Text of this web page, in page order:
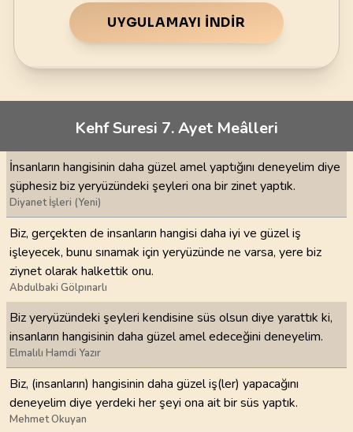
UYGULAMAYI İNDIR
Kehf Suresi 7. Ayet Meâlleri
İnsanların hangisinin daha güzel amel yaptığını deneyelim diye
şüphesiz biz yeryüzündeki şeyleri ona bir zinet yaptık.
Diyanet İşleri (Yeni)
Biz, gerçekten de insanların hangisi daha iyi ve güzel iş
işleyecek, bunu sınamak için yeryüzünde ne varsa, yere biz
ziynet olarak halkettik onu.
Abdulbaki Gölpınarlı
Biz yeryüzündeki şeyleri kendisine süs olsun diye yarattık ki,
insanların hangisinin daha güzel amel edeceğini deneyelim.
Elmalılı Hamdi Yazır
Biz, (insanların) hangisinin daha güzel iş(ler) yapacağını
deneyelim diye yerdeki her şeyi ona ait bir süs yaptık.
Mehmet Okuyan